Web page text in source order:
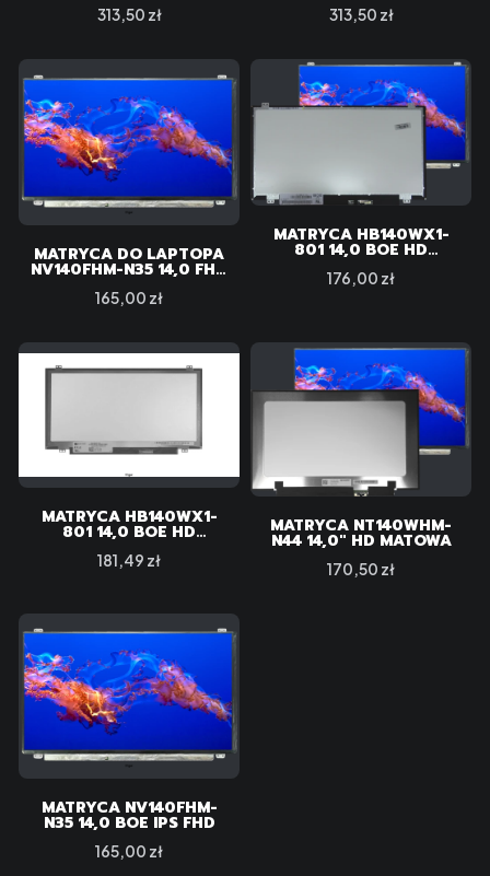
Cena
313,50 zł Cena
313,50 zł
MATRYCA DO LAPTOPA
NV140FHM-N35 14,0 FHD
Cena
165,00 zł
MATRYCA HB140WX1-
801 14,0 BOE HD
1366X768
Cena
176,00 zł
MATRYCA HB140WX1-
801 14,0 BOE HD
Cena
181,49 zł
MATRYCA NT140WHM-
N44 14,0" HD MATOWA
Cena
170,50 zł
MATRYCA NV140FHM-
N35 14,0 BOE IPS FHD
Cena
165,00 zł